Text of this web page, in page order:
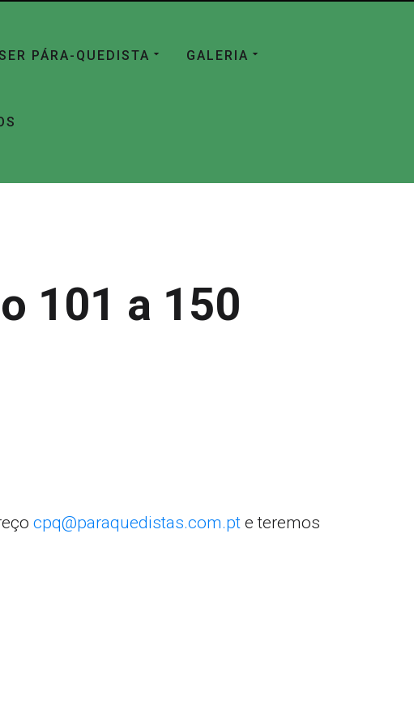
PÁRA-QUEDISTA GALERIA
101 a 150
cpq@paraquedistas.com.pt e teremos